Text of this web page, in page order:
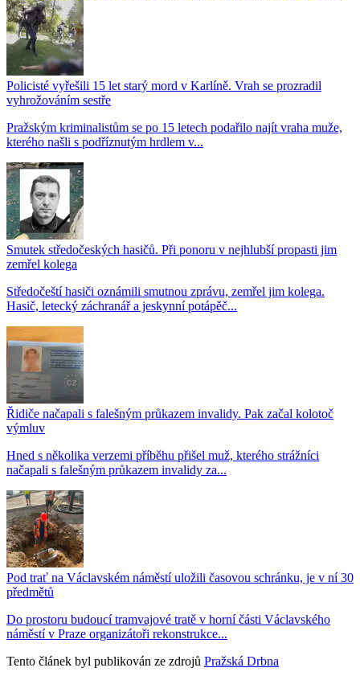
Policisté vyřešili 15 let starý mord v Karlíně. Vrah se prozradil
vyhrožováním sestře
Pražským kriminalistům se po 15 letech podařilo najít vraha muže,
kterého našli s podříznutým hrdlem v...
Smutek středočeských hasičů. Při ponoru v nejhlubší propasti jim
zemřel kolega
Středočeští hasiči oznámili smutnou zprávu, zemřel jim kolega.
Hasič, letecký záchranář a jeskynní potápěč...
Řidiče načapali s falešným průkazem invalidy. Pak začal kolotoč
výmluv
Hned s několika verzemi příběhu přišel muž, kterého strážníci
načapali s falešným průkazem invalidy za...
Pod trať na Václavském náměstí uložili časovou schránku, je v ní 30
předmětů
Do prostoru budoucí tramvajové tratě v horní části Václavského
náměstí v Praze organizátoři rekonstrukce...
Tento článek byl publikován ze zdrojů Pražská Drbna